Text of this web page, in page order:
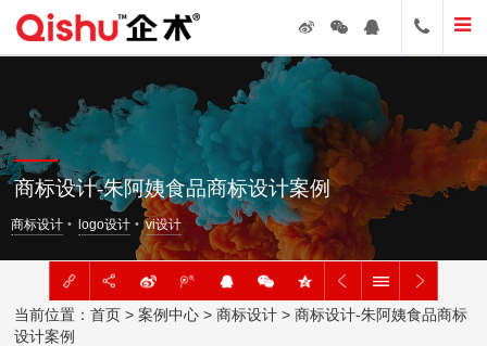
商标设计-朱阿姨食品商标设计案例
商标设计 logo设计 vi设计
当前位置：首页 >案例中心 >商标设计 > 商标设计-朱阿姨食品商标
设计案例